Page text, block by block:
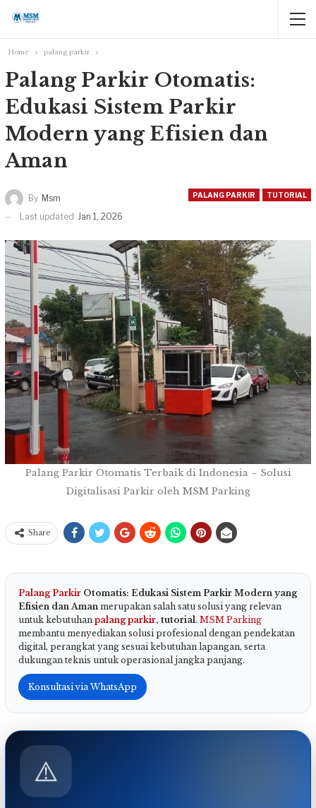
Home palang parkir
Palang Parkir Otomatis:
Edukasi Sistem Parkir
Modern yang Efisien dan
Aman
PALANG PARKIR TUTORIAL
By Msm
Last updated Jan 1, 2026
Palang Parkir Otomatis Terbaik di Indonesia – Solusi
Digitalisasi Parkir oleh MSM Parking
Share
Palang Parkir Otomatis: Edukasi Sistem Parkir Modern yang
Efisien dan Aman merupakan salah satu solusi yang relevan
untuk kebutuhan palang parkir, tutorial. MSM Parking
membantu menyediakan solusi profesional dengan pendekatan
digital, perangkat yang sesuai kebutuhan lapangan, serta
dukungan teknis untuk operasional jangka panjang.
Konsultasi via WhatsApp
⚠️